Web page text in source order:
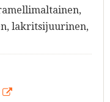
lakritsijuurinen,